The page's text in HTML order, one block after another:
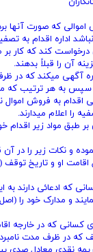
اموالی که صورت آنها
اداره اقدام به
درخواست کند که کار
آن را قبلاً بدهند.
آگهی میکند که در
سپس به هر ترتیب که
اقدام به فروش اموال
را اعلام میدارند.
بر طبق مواد زیر اقدام
و نکات زیر را در آن
او و تاریخ
که ادعائی دارند به
و مدارک خود را
کسانی که در خارجه
که در ظرف مدت